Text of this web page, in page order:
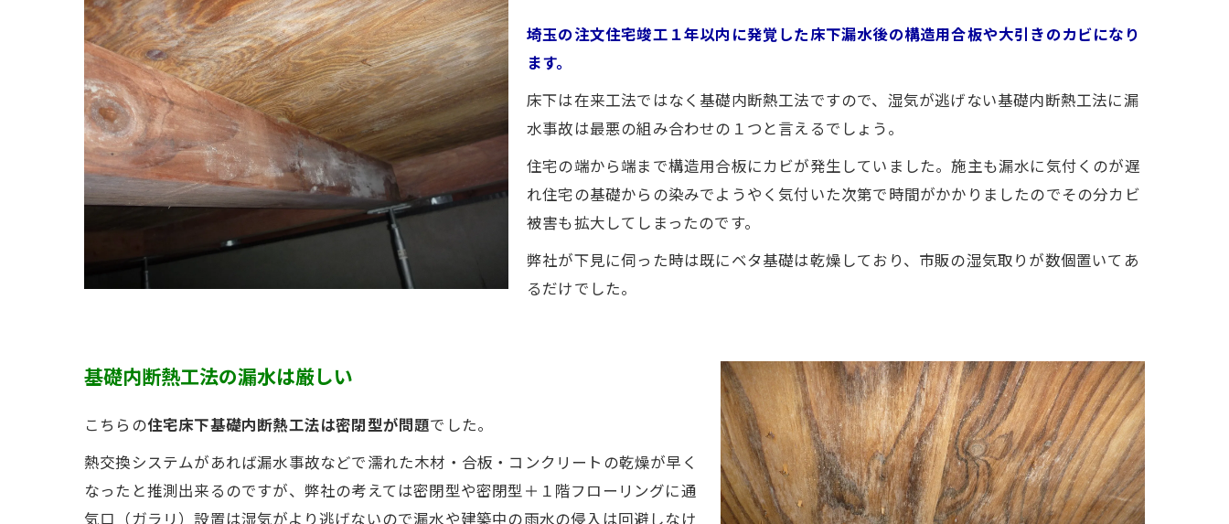
埼玉の注文住宅竣工１年以内に発覚した床下漏水後の構造用合板や大引きのカビになり
ます。
床下は在来工法ではなく基礎内断熱工法ですので、湿気が逃げない基礎内断熱工法に漏
水事故は最悪の組み合わせの１つと言えるでしょう。
住宅の端から端まで構造用合板にカビが発生していました。施主も漏水に気付くのが遅
れ住宅の基礎からの染みでようやく気付いた次第で時間がかかりましたのでその分カビ
被害も拡大してしまったのです。
弊社が下見に伺った時は既にベタ基礎は乾燥しており、市販の湿気取りが数個置いてあ
るだけでした。
基礎内断熱工法の漏水は厳しい
こちらの住宅床下基礎内断熱工法は密閉型が問題でした。
熱交換システムがあれば漏水事故などで濡れた木材・合板・コンクリートの乾燥が早く
なったと推測出来るのですが、弊社の考えては密閉型や密閉型＋１階フローリングに通
気口（ガラリ）設置は湿気がより逃げないので漏水や建築中の雨水の侵入は回避しなけ